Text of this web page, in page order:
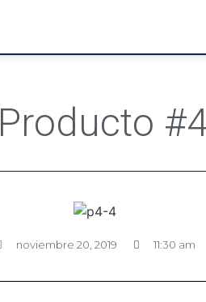
Producto
noviembre 20, 2019 11:30 am